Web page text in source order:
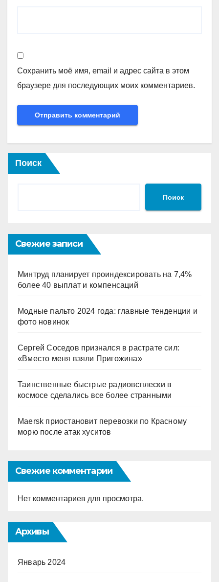
Сохранить моё имя, email и адрес сайта в этом
браузере для последующих моих комментариев.
Поиск
Поиск
Свежие записи
Минтруд планирует проиндексировать на 7,4%
более 40 выплат и компенсаций
Модные пальто 2024 года: главные тенденции и
фото новинок
Сергей Соседов признался в растрате сил:
«Вместо меня взяли Пригожина»
Таинственные быстрые радиовсплески в
космосе сделались все более странными
Maersk приостановит перевозки по Красному
морю после атак хуситов
Свежие комментарии
Нет комментариев для просмотра.
Архивы
Январь 2024